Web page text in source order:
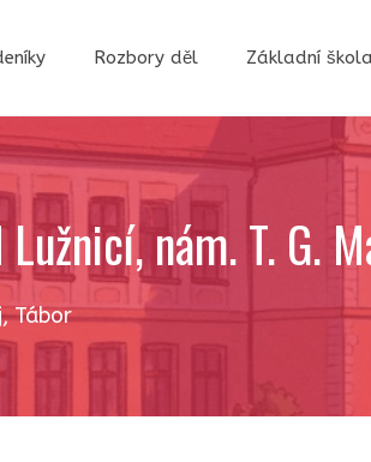
Rozbory děl Základní škola
nám. T. G.
,Tábor